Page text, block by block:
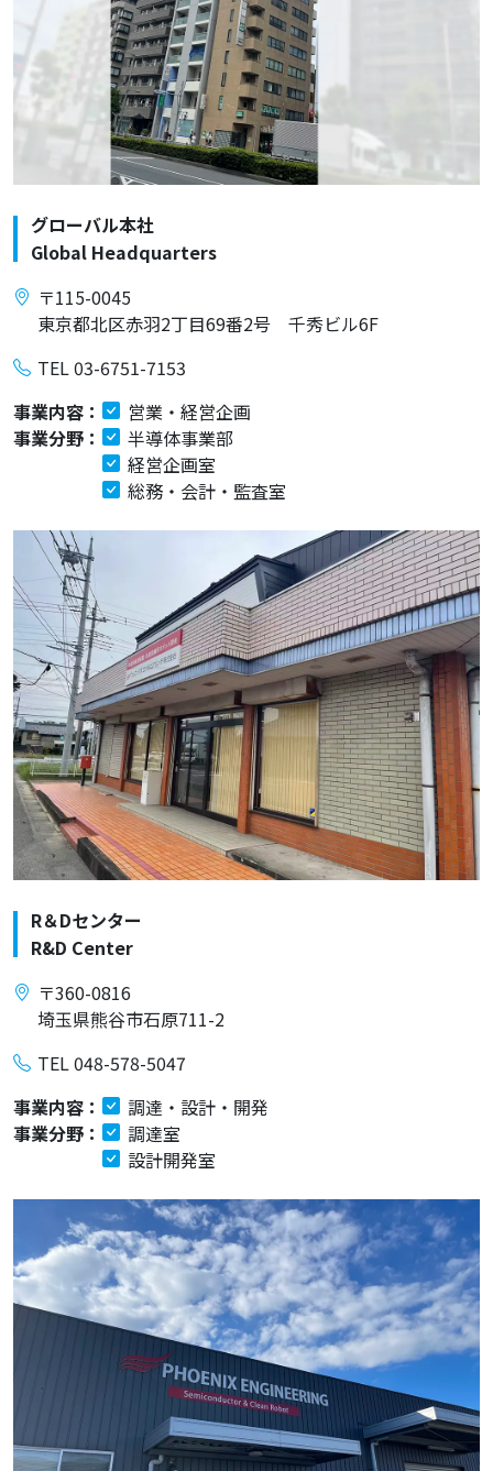
グローバル本社
Global Headquarters
〒115-0045
東京都北区赤羽2丁目69番2号 千秀ビル6F
TEL 03-6751-7153
事業内容：
営業・経営企画
事業分野：
半導体事業部
経営企画室
総務・会計・監査室
R＆Dセンター
R&D Center
〒360-0816
埼玉県熊谷市石原711-2
TEL 048-578-5047
事業内容：
調達・設計・開発
事業分野：
調達室
設計開発室